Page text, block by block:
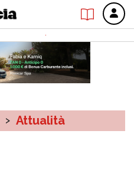
> Attualità